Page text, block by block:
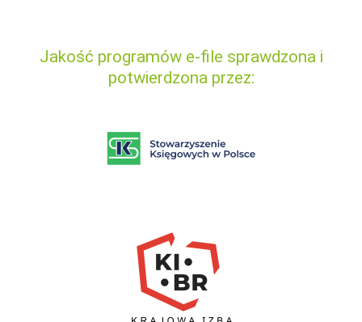
Jakość programów e-file sprawdzona i
potwierdzona przez: